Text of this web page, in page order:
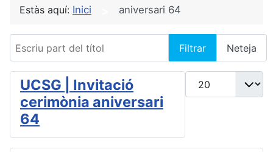
Estàs aquí: Inici aniversari 64
Escriu part del títol
Filtrar Neteja
Mostrar #
UCSG | Invitació
cerimònia aniversari
64